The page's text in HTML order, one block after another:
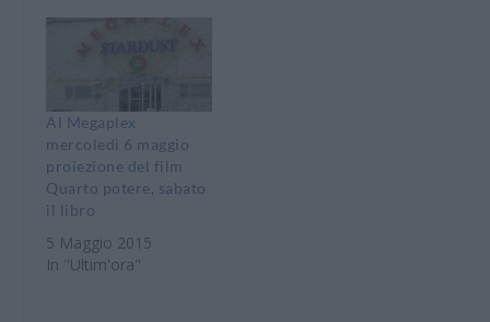
Al Megaplex
mercoledì 6 maggio
proiezione del film
Quarto potere, sabato
il libro
5 Maggio 2015
In "Ultim'ora"